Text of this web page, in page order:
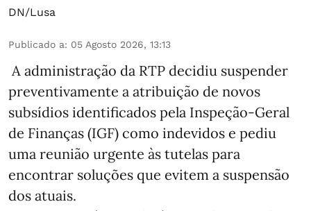
DN/Lusa
Publicado a: 05 Agosto 2026, 13:13
A administração da RTP decidiu suspender
preventivamente a atribuição de novos
subsídios identificados pela Inspeção-Geral
de Finanças (IGF) como indevidos e pediu
uma reunião urgente às tutelas para
encontrar soluções que evitem a suspensão
dos atuais.